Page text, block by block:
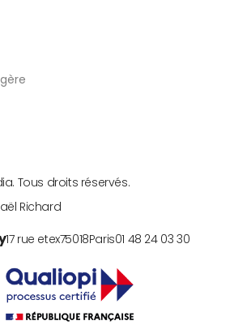
Tous droits réservés.
Richard
17 rue etex75018Paris01 48 24 03 30